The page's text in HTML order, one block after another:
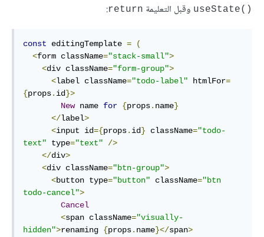
useState()‎ وقبل التعليمة return
:
const editingTemplate =
(
<form className="stack-small">
<div className="form-group">
<label className="todo-label" htmlFor=
{props. id}>
New name for {props. name}
</label>
<input id={props. id} className="todo-
text" type="text"
/>
</div>
<div className="btn-group">
<button type="button" className="btn
todo-cancel">
Cancel
<span className="visually-
hidden">renaming {props. name}</span>